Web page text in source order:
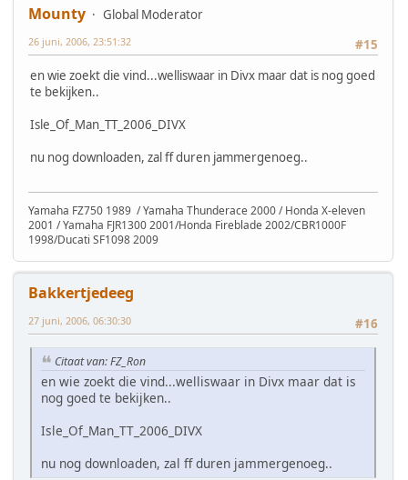
Mounty
Global Moderator
#15
26 juni, 2006, 23:51:32
en wie zoekt die vind...welliswaar in Divx maar dat is nog goed
te bekijken..
Isle_Of_Man_TT_2006_DIVX
nu nog downloaden, zal ff duren jammergenoeg..
Yamaha FZ750 1989 / Yamaha Thunderace 2000 / Honda X-eleven
2001 / Yamaha FJR1300 2001/Honda Fireblade 2002/CBR1000F
1998/Ducati SF1098 2009
Bakkertjedeeg
#16
27 juni, 2006, 06:30:30
Citaat van: FZ_Ron
en wie zoekt die vind...welliswaar in Divx maar dat is
nog goed te bekijken..
Isle_Of_Man_TT_2006_DIVX
nu nog downloaden, zal ff duren jammergenoeg..